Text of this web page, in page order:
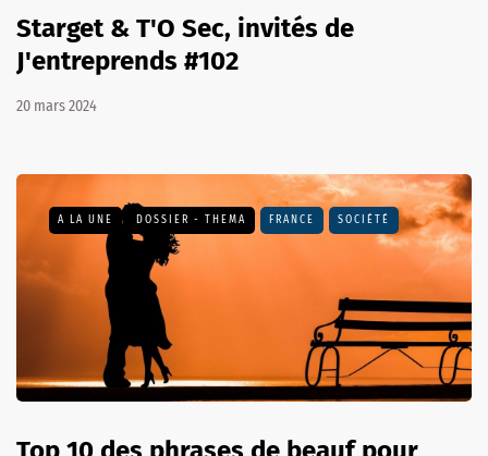
Starget & T'O Sec, invités de
J'entreprends #102
20 mars 2024
A LA UNE DOSSIER - THEMA FRANCE SOCIÉTÉ